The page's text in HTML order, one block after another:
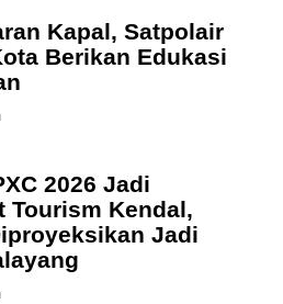
Kapal, Satpolair
Berikan Edukasi
2026 Jadi
Tourism Kendal,
Jadi